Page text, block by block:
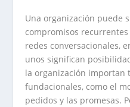
Una organización puede
compromisos
redes conversacionales,
unos significan
la organización importan
fundacionales, como el
pedidos y las promesas.